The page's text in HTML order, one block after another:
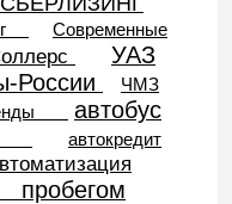
Современные
УАЗ
России
ЧМЗ
автобус
автокредит